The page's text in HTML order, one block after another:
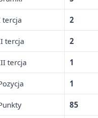
tercja 2
tercja 2
tercja 1
1
85